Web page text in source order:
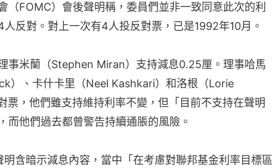
（FOMC）會後聲明稱，委員們並非一致同意此次的利
反對。對上一次有4人投反對票，已是1992年10月。
事米蘭（Stephen Miran）支持減息0.25厘。理事哈馬
）、卡什卡里（Neel Kashkari）和洛根（Lorie
票，他們雖支持維持利率不變，但「目前不支持在聲明
而他們過去都曾警告持續通脹的風險。
含暗示減息內容，當中「在考慮對聯邦基金利率目標區